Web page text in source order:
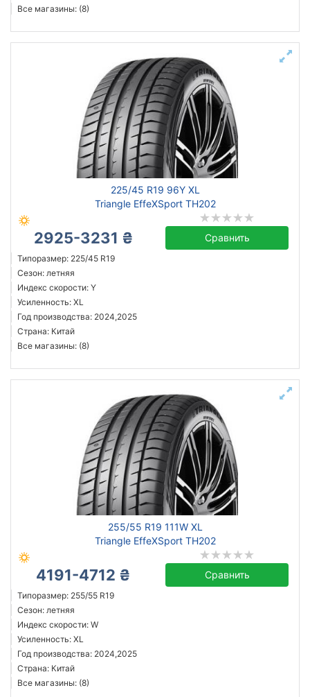
Все магазины: (8)
225/45 R19 96Y XL
Triangle EffeXSport TH202
2925-3231 ₴ Сравнить
Типоразмер: 225/45 R19
Сезон: летняя
Индекс скорости: Y
Усиленность: XL
Год производства: 2024,2025
Страна: Китай
Все магазины: (8)
255/55 R19 111W XL
Triangle EffeXSport TH202
4191-4712 ₴ Сравнить
Типоразмер: 255/55 R19
Сезон: летняя
Индекс скорости: W
Усиленность: XL
Год производства: 2024,2025
Страна: Китай
Все магазины: (8)